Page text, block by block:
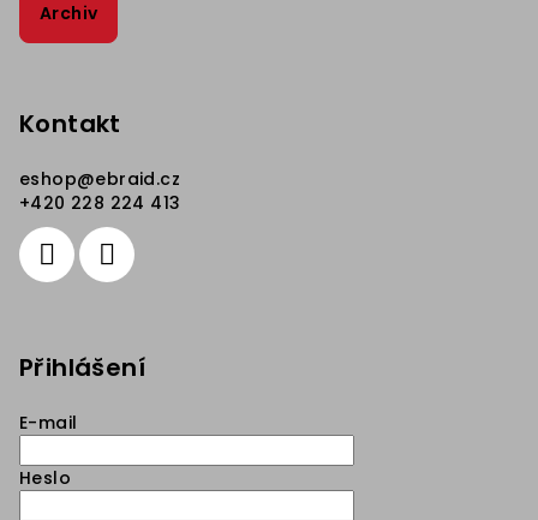
Archiv
Kontakt
eshop@ebraid.cz
+420 228 224 413
Přihlášení
E-mail
Heslo